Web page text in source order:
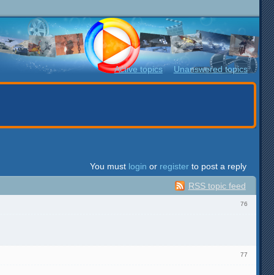
Active topics Unanswered topics
You must login or register to post a reply
RSS topic feed
76
77